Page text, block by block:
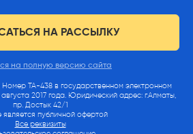
НА РАССЫЛКУ
на полную версию сайта
Номер ТА-438 в государственном электронном
2017 года. Юридический адрес: г.Алматы,
пр. Достык 42/1
является публичной офертой
Все реквизиты